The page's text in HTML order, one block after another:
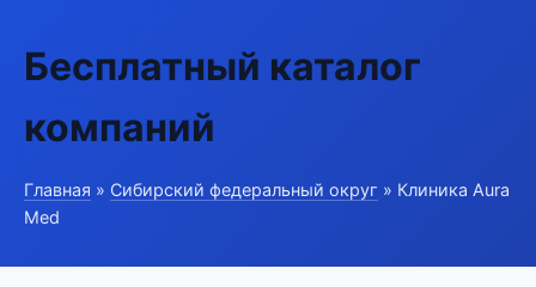
Бесплатный каталог
компаний
Главная » Сибирский федеральный округ » Клиника Aura
Med